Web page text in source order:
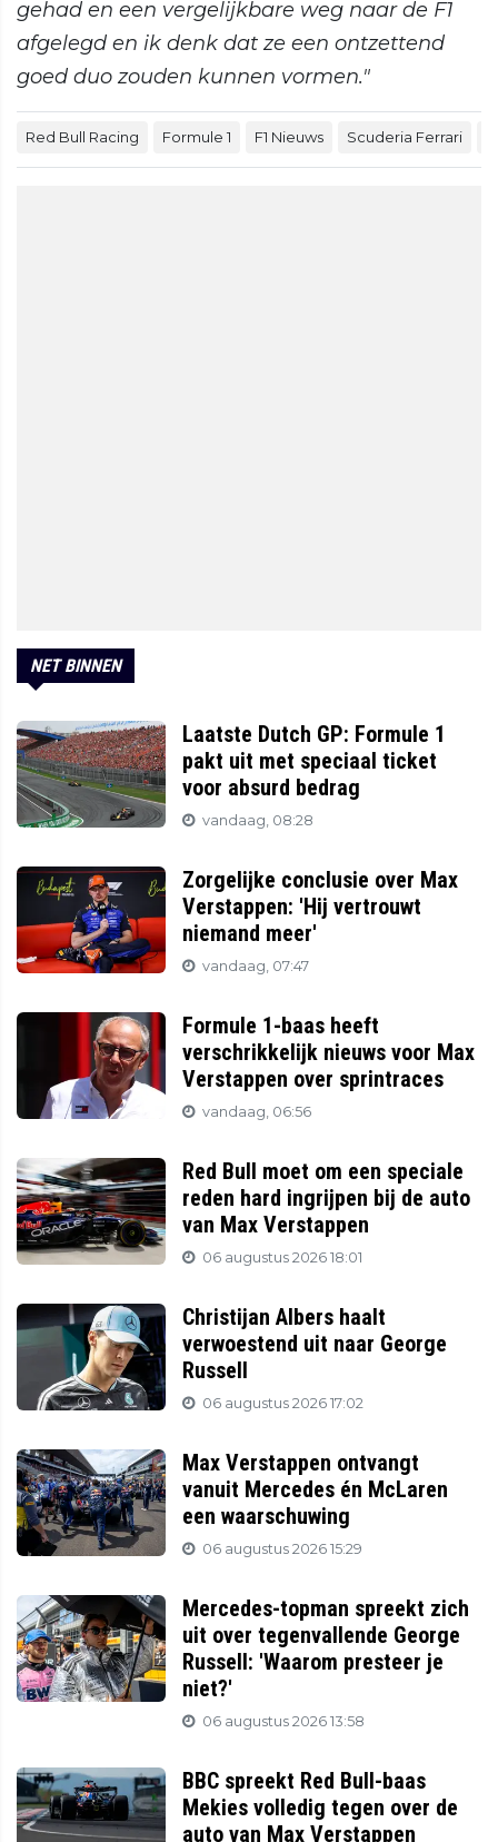
gehad en een vergelijkbare weg naar de F1
afgelegd en ik denk dat ze een ontzettend
goed duo zouden kunnen vormen."
Red Bull Racing Formule 1 F1 Nieuws Scuderia Ferrari
NET BINNEN
Laatste Dutch GP: Formule 1
pakt uit met speciaal ticket
voor absurd bedrag
vandaag, 08:28
Zorgelijke conclusie over Max
Verstappen: 'Hij vertrouwt
niemand meer'
vandaag, 07:47
Formule 1-baas heeft
verschrikkelijk nieuws voor Max
Verstappen over sprintraces
vandaag, 06:56
Red Bull moet om een speciale
reden hard ingrijpen bij de auto
van Max Verstappen
06 augustus 2026 18:01
Christijan Albers haalt
verwoestend uit naar George
Russell
06 augustus 2026 17:02
Max Verstappen ontvangt
vanuit Mercedes én McLaren
een waarschuwing
06 augustus 2026 15:29
Mercedes-topman spreekt zich
uit over tegenvallende George
Russell: 'Waarom presteer je
niet?'
06 augustus 2026 13:58
BBC spreekt Red Bull-baas
Mekies volledig tegen over de
auto van Max Verstappen